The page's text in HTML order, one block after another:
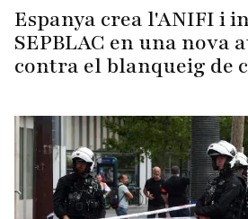
Espanya crea l'ANIFI i
SEPBLAC en una nova
contra el blanqueig de